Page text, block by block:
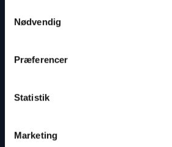
Nødvendig
Præferencer
Statistik
Marketing
Vores rådgivere står klar til
planlægning af en begravelse
håndtering af
Du er altid velkommen til at